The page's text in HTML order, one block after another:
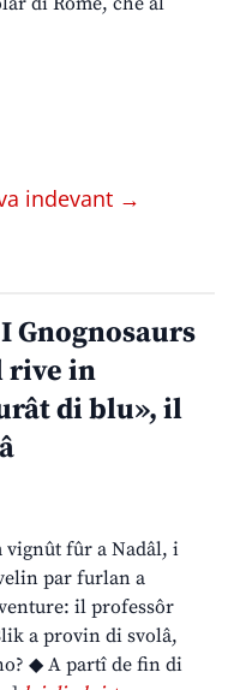
indevant →
I Gnognosaurs
rive in
di blu», il
vignût fûr a Nadâl, i
par furlan a
il professôr
a provin di svolâ,
◆ A partî de fin di